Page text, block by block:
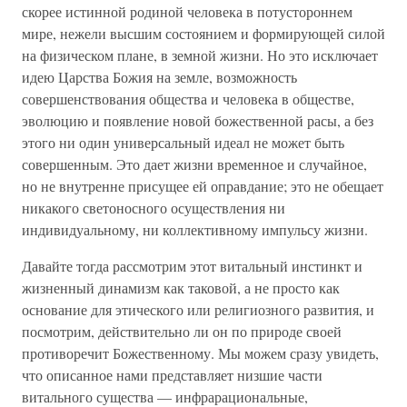
скорее истинной родиной человека в потустороннем
мире, нежели высшим состоянием и формирующей силой
на физическом плане, в земной жизни. Но это исключает
идею Царства Божия на земле, возможность
совершенствования общества и человека в обществе,
эволюцию и появление новой божественной расы, а без
этого ни один универсальный идеал не может быть
совершенным. Это дает жизни временное и случайное,
но не внутренне присущее ей оправдание; это не обещает
никакого светоносного осуществления ни
индивидуальному, ни коллективному импульсу жизни.
Давайте тогда рассмотрим этот витальный инстинкт и
жизненный динамизм как таковой, а не просто как
основание для этического или религиозного развития, и
посмотрим, действительно ли он по природе своей
противоречит Божественному. Мы можем сразу увидеть,
что описанное нами представляет низшие части
витального существа — инфрарациональные,